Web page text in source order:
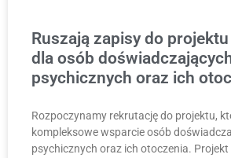
Ruszają zapisy do
dla osób
psychicznych oraz ich
Rozpoczynamy rekrutację do projektu,
kompleksowe wsparcie osób
psychicznych oraz ich otoczenia.